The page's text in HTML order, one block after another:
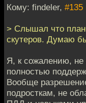
Кому: findeler, #135
> Слышал что
скутеров. Думаю
Я, к сожалению,
полностью
Вообще
подросткам, не